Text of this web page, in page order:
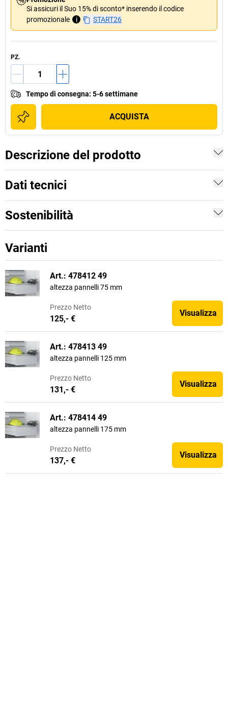
Si assicuri il Suo 15% di sconto* inserendo il codice
promozionale
i START26
PZ.
Tempo di consegna: 5-6 settimane
ACQUISTA
Descrizione del prodotto
Dati tecnici
Sostenibilità
Varianti
Art.: 478412 49
altezza pannelli 75 mm
Prezzo Netto
125,- €
Visualizza
Art.: 478413 49
altezza pannelli 125 mm
Prezzo Netto
131,- €
Visualizza
Art.: 478414 49
altezza pannelli 175 mm
Prezzo Netto
137,- €
Visualizza